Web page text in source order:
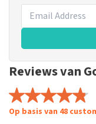
Reviews van
Op basis van 48